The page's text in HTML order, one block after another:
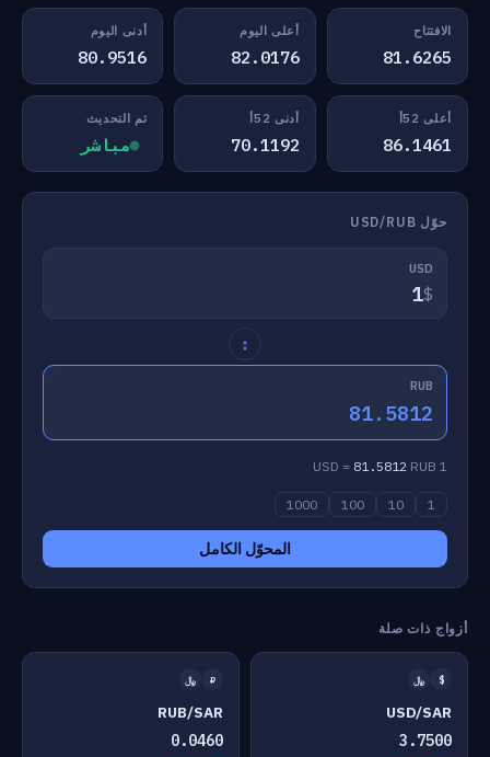
الافتتاح
81.6265
أعلى اليوم
82.0176
أدنى اليوم
80.9516
أعلى 52أ
86.1461
أدنى 52أ
70.1192
تم التحديث
مباشر
حوّل USD/RUB
USD
$
↕
RUB
81.5812
1 USD =
81.5812 RUB
1
10
100
1000
المحوّل الكامل
أزواج ذات صلة
$ ﷼
USD/SAR
3.7500
₽ ﷼
RUB/SAR
0.0460